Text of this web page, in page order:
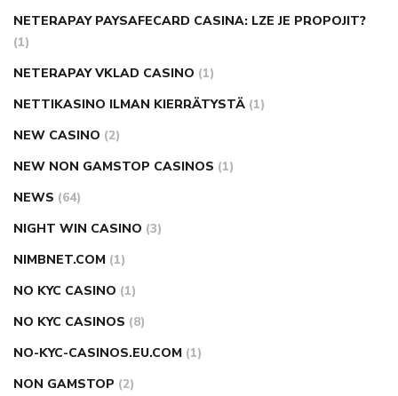
NETERAPAY PAYSAFECARD CASINA: LZE JE PROPOJIT?
(1)
NETERAPAY VKLAD CASINO (1)
NETTIKASINO ILMAN KIERRÄTYSTÄ (1)
NEW CASINO (2)
NEW NON GAMSTOP CASINOS (1)
NEWS (64)
NIGHT WIN CASINO (3)
NIMBNET.COM (1)
NO KYC CASINO (1)
NO KYC CASINOS (8)
NO-KYC-CASINOS.EU.COM (1)
NON GAMSTOP (2)